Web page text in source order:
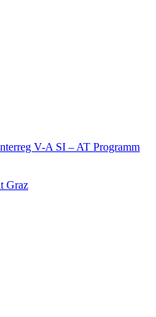
V-A SI – AT Programm
Graz